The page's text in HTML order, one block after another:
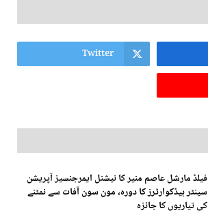
Twitter
فیلڈ مارشل عاصم منیر کا نیشنل ایمرجنسیز آپریشن
سینٹر ہیڈکوارٹرز کا دورہ، مون سون آفات سے نمٹنے
کی تیاریوں کا جائزہ